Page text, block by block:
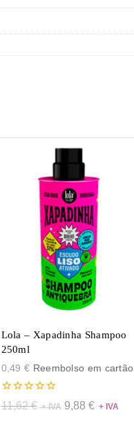
Lola – Xapadinha Shampoo
250ml
0,49 € Reembolso em cartão
0
de
11,62€ 9,88 €